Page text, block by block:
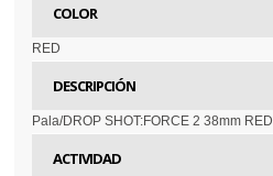
COLOR
RED
DESCRIPCIÓN
Pala/DROP SHOT:FORCE 2 38mm RED
ACTIVIDAD